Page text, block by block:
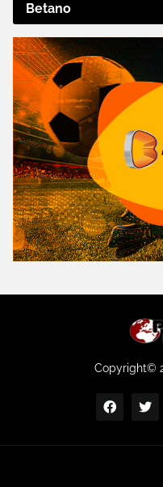
Betano
Copyright©